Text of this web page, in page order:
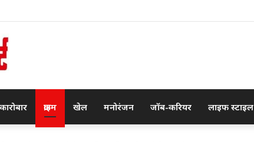
कारोबार क्राइम खेल मनोरंजन जॉब-करियर लाइफ स्टाइल